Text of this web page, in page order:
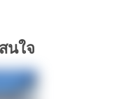
นใจ